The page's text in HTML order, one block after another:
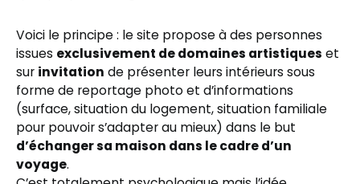
Voici le principe : le site propose à des personnes
issues exclusivement de domaines artistiques et
sur invitation de présenter leurs intérieurs sous
forme de reportage photo et d’informations
(surface, situation du logement, situation familiale
pour pouvoir s’adapter au mieux) dans le but
d’échanger sa maison dans le cadre d’un
voyage.